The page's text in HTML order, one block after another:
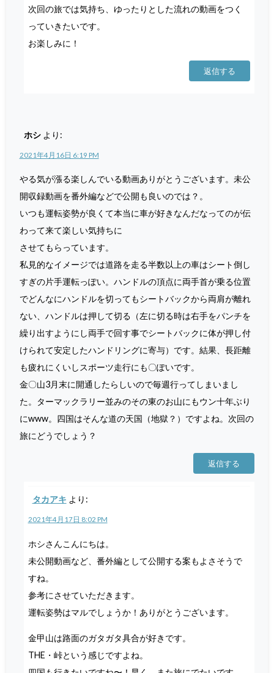
次回の旅では気持ち、ゆったりとした流れの動画をつく
っていきたいです。
お楽しみに！
返信する
ホシ より:
2021年4月16日 6:19 PM
やる気が漲る楽しんでいる動画ありがとうございます。未公
開収録動画を番外編などで公開も良いのでは？。
いつも運転姿勢が良くて本当に車が好きなんだなってのが伝
わって来て楽しい気持ちに
させてもらっています。
私見的なイメージでは道路を走る半数以上の車はシート倒し
すぎの片手運転っぽい。ハンドルの頂点に両手首が乗る位置
でどんなにハンドルを切ってもシートバックから両肩が離れ
ない、ハンドルは押して切る（左に切る時は右手をパンチを
繰り出すようにし両手で回す事でシートバックに体が押し付
けられて安定したハンドリングに寄与）です。結果、長距離
も疲れにくいしスポーツ走行にも〇ぽいです。
金〇山3月末に開通したらしいので毎週行ってしまいまし
た。ターマックラリー並みのその東のお山にもウン十年ぶり
にwww。四国はそんな道の天国（地獄？）ですよね。次回の
旅にどうでしょう？
返信する
タカアキ より:
2021年4月17日 8:02 PM
ホシさんこんにちは。
未公開動画など、番外編として公開する案もよさそうで
すね。
参考にさせていただきます。
運転姿勢はマルでしょうか！ありがとうございます。
金甲山は路面のガタガタ具合が好きです。
THE・峠という感じですよね。